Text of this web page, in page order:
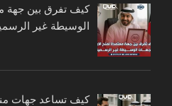
كيف تفرق بين جهة
الوسيطة غير
كيف تساعد جهات